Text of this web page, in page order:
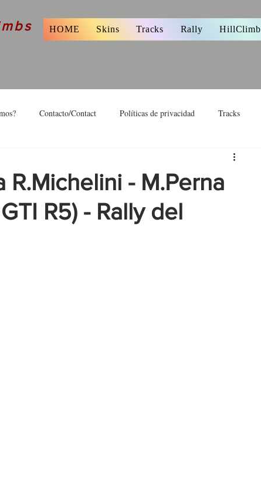
HOME Skins Tracks Rally HillClimb
Contacto/Contact Políticas de privacidad Tracks
- M.Perna
R5) - Rally del